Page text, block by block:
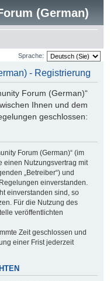
(German)
Sprache:
- Registrierung
Forum (German)“
Ihnen und dem
geschlossen:
Forum (German)“ (im
einen Nutzungsvertrag mit
„Betreiber“) und
einverstanden.
einverstanden sind, so
Für die Nutzung des
veröffentlichten
Zeit geschlossen und
einer Frist jederzeit